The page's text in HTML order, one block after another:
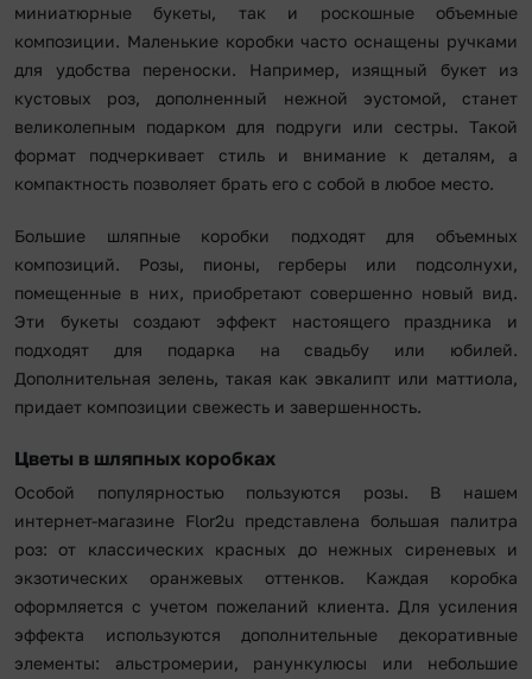
миниатюрные букеты, так и роскошные объемные
композиции. Маленькие коробки часто оснащены ручками
для удобства переноски. Например, изящный букет из
кустовых роз, дополненный нежной эустомой, станет
великолепным подарком для подруги или сестры. Такой
формат подчеркивает стиль и внимание к деталям, а
компактность позволяет брать его с собой в любое место.
Большие шляпные коробки подходят для объемных
композиций. Розы, пионы, герберы или подсолнухи,
помещенные в них, приобретают совершенно новый вид.
Эти букеты создают эффект настоящего праздника и
подходят для подарка на свадьбу или юбилей.
Дополнительная зелень, такая как эвкалипт или маттиола,
придает композиции свежесть и завершенность.
Цветы в шляпных коробках
Особой популярностью пользуются розы. В нашем
интернет-магазине Flor2u представлена большая палитра
роз: от классических красных до нежных сиреневых и
экзотических оранжевых оттенков. Каждая коробка
оформляется с учетом пожеланий клиента. Для усиления
эффекта используются дополнительные декоративные
элементы: альстромерии, ранункулюсы или небольшие